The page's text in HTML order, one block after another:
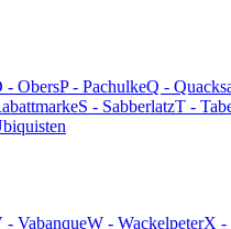
- ObersP - PachulkeQ -
S - SabberlatzT -
- VabanqueW - WackelpeterX -